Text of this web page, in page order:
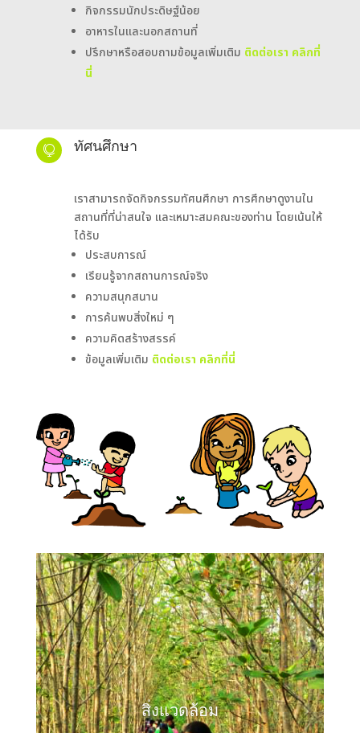
กิจกรรมนักประดิษฐ์น้อย
อาหารในและนอกสถานที่
ปรึกษาหรือสอบถามข้อมูลเพิ่มเติม ติดต่อเรา คลิกที่
น
 ทัศนศึกษา
เราสามารถจัดกิจกรรมทัศนศึกษา การศึกษาดูงานใน
สถานที่ที่น่าสนใจ และเหมาะสมคณะของท่าน โดยเน้นให้
ได้รับ
ประสบการณ์
เรียนรู้จากสถานการณ์จริง
ความสนุกสนาน
การค้นพบสิ่งใหม่ ๆ
ความคิดสร้างสรรค์
ข้อมูลเพิ่มเติม ติดต่อเรา คลิกที่น
สิ่งแวดล้อม